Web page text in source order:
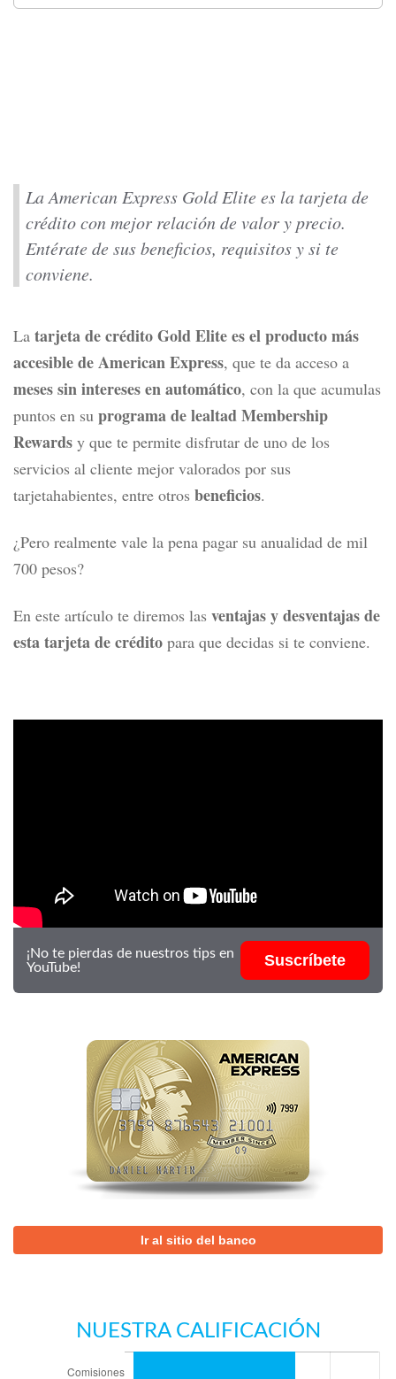
La American Express Gold Elite es la tarjeta de
crédito con mejor relación de valor y precio.
Entérate de sus beneficios, requisitos y si te
conviene.
La tarjeta de crédito Gold Elite es el producto más
accesible de American Express, que te da acceso a
meses sin intereses en automático, con la que acumulas
puntos en su programa de lealtad Membership
Rewards y que te permite disfrutar de uno de los
servicios al cliente mejor valorados por sus
tarjetahabientes, entre otros beneficios.
¿Pero realmente vale la pena pagar su anualidad de mil
700 pesos?
En este artículo te diremos las ventajas y desventajas de
esta tarjeta de crédito para que decidas si te conviene.
¡No te pierdas de nuestros tips en
YouTube!
Suscríbete
Ir al sitio del banco
NUESTRA CALIFICACIÓN